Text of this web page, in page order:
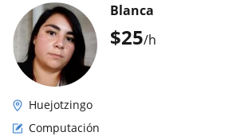
$25/h
Blanca
Huejotzingo
Computación